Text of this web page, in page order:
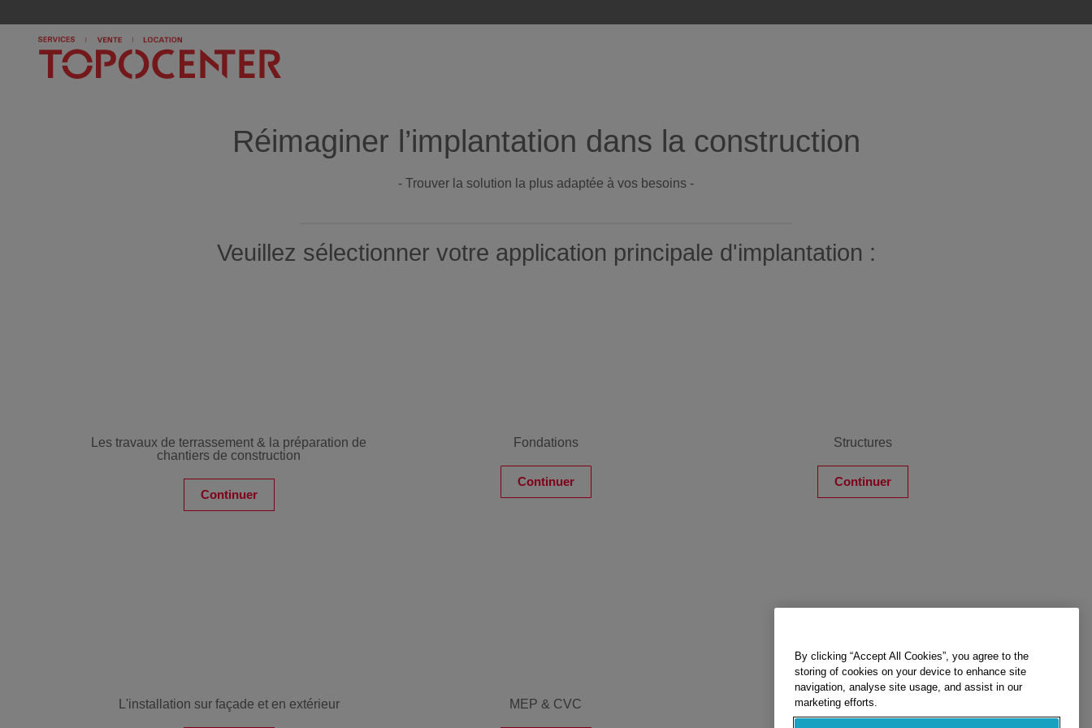
Réimaginer l’implantation dans la construction
- Trouver la solution la plus adaptée à vos besoins -
Veuillez sélectionner votre application principale d'implantation :
Les travaux de terrassement & la préparation de
chantiers de construction
Continuer
Fondations
Continuer
Structures
Continuer
L'installation sur façade et en extérieur MEP & CVC L’aménagement intérieur
By clicking “Accept All Cookies”, you agree to the
storing of cookies on your device to enhance site
navigation, analyse site usage, and assist in our
marketing efforts.